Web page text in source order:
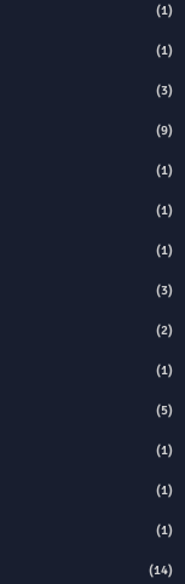
(1)
(1)
(3)
(9)
(1)
(1)
(1)
(3)
(2)
(1)
(5)
(1)
(1)
(1)
(14)